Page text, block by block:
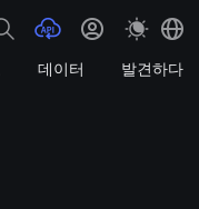
데이터 발견하다